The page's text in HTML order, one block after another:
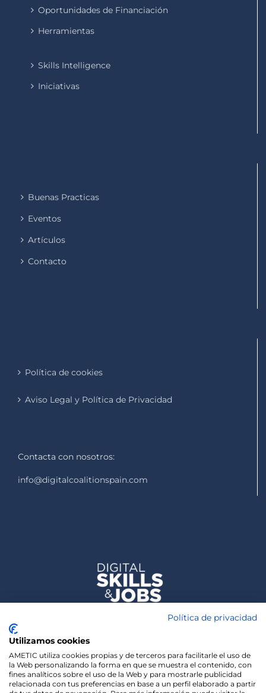
Oportunidades de Financiación
Herramientas
Skills Intelligence
Iniciativas
Buenas Practicas
Eventos
Artículos
Contacto
Política de cookies
Aviso Legal y Política de Privacidad
Contacta con nosotros:
info@digitalcoalitionspain.com
Política de privacidad
Utilizamos cookies
AMETIC utiliza cookies propias y de terceros para facilitarle el uso de
la Web personalizando la forma en que se muestra el contenido, con
fines analíticos sobre el uso de la Web y para mostrarle publicidad
relacionada con tus preferencias en base a un perfil elaborado a partir